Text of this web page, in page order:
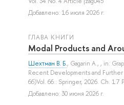
Добавлено: 16 июля 2026 г.
ГЛАВА КНИГИ
Modal Products and
Шехтман В. Б., Gagarin A., , in:
Recent Developments and
66)Vol. 66.: Springer, 2026. Ch. 17
Добавлено: 30 июня 2026 г.